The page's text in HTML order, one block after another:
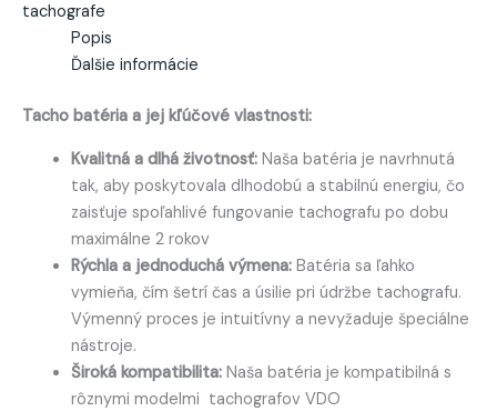
tachografe
Popis
Ďalšie informácie
Tacho batéria a jej kľúčové vlastnosti:
Kvalitná a dlhá životnosť:Naša batéria je navrhnutá
tak, aby poskytovala dlhodobú a stabilnú energiu, čo
zaisťuje spoľahlivé fungovanie tachografu po dobu
maximálne 2 rokov
Rýchla a jednoduchá výmena:Batéria sa ľahko
vymieňa, čím šetrí čas a úsilie pri údržbe tachografu.
Výmenný proces je intuitívny a nevyžaduje špeciálne
nástroje.
Široká kompatibilita:Naša batéria je kompatibilná s
rôznymi modelmi tachografov VDO